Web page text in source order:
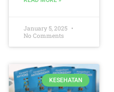
January 5, 2025
No Comments
KESEHATAN